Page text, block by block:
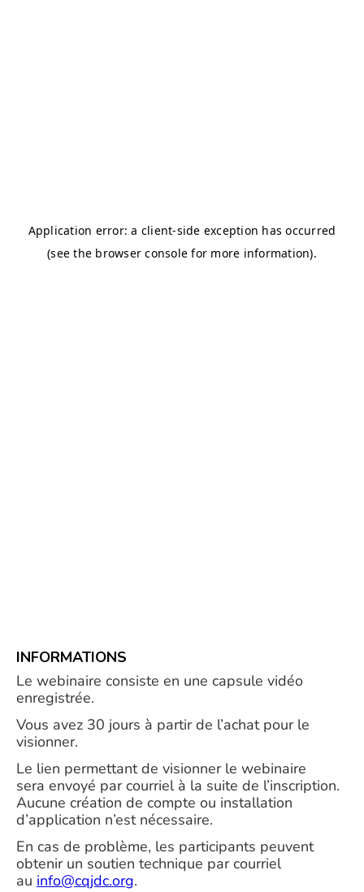
INFORMATIONS
Le webinaire consiste en une capsule vidéo
enregistrée.
Vous avez 30 jours à partir de l’achat pour le
visionner.
Le lien permettant de visionner le webinaire
sera envoyé par courriel à la suite de l’inscription.
Aucune création de compte ou installation
d’application n’est nécessaire.
En cas de problème, les participants peuvent
obtenir un soutien technique par courriel
au info@cqjdc.org.